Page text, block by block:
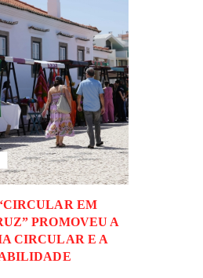
EM
PROMOVEU A
CIRCULAR E A